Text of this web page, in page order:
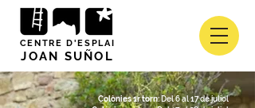
CENTRE D'ESPLAI
JOAN SUÑOL
Colònies 1r torn:Del 6 al 17 de juliol